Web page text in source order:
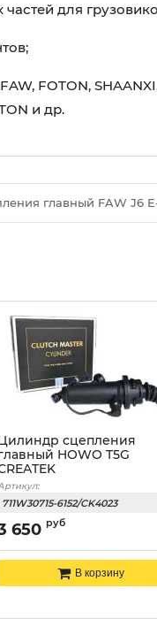
для
FOTON,
и др.
главный FAW J6
сцепления
HOWO T5G
711W30715-6152/CK4023
650 руб
В корзину